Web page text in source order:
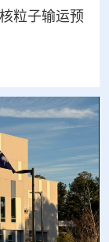
粒子输运预